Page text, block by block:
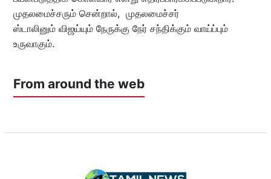
முதலமைச்சரும் சென்றால், முதலமைச்சர்
ஸ்டாலினும் விஜய்யும் நேருக்கு நேர் சந்திக்கும் வாய்ப்பும்
உருவாகும்.
From around the web